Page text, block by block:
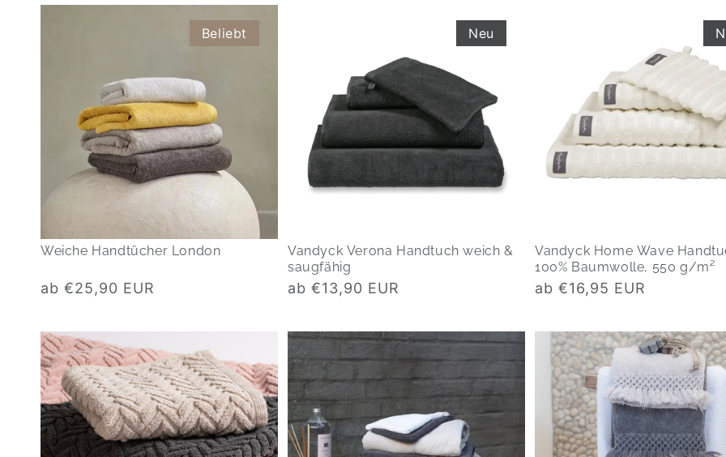
Weiche Handtücher London
Normaler
ab €25,90 EUR
Beliebt
Vandyck Verona Handtuch weich &
saugfähig
Normaler
ab €13,90 EUR
Neu
Vandyck Home Wave
100% Baumwolle, 550 g/m²
Normaler
ab €16,95 EUR